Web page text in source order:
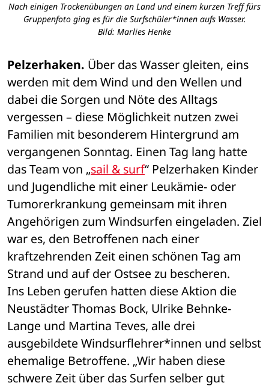
Nach einigen Trockenübungen an Land und einem kurzen Treff fürs
Gruppenfoto ging es für die Surfschüler*innen aufs Wasser.
Bild: Marlies Henke
Pelzerhaken. Über das Wasser gleiten, eins
werden mit dem Wind und den Wellen und
dabei die Sorgen und Nöte des Alltags
vergessen – diese Möglichkeit nutzen zwei
Familien mit besonderem Hintergrund am
vergangenen Sonntag. Einen Tag lang hatte
das Team von „sail & surf“ Pelzerhaken Kinder
und Jugendliche mit einer Leukämie- oder
Tumorerkrankung gemeinsam mit ihren
Angehörigen zum Windsurfen eingeladen. Ziel
war es, den Betroffenen nach einer
kraftzehrenden Zeit einen schönen Tag am
Strand und auf der Ostsee zu bescheren.
Ins Leben gerufen hatten diese Aktion die
Neustädter Thomas Bock, Ulrike Behnke-
Lange und Martina Teves, alle drei
ausgebildete Windsurflehrer*innen und selbst
ehemalige Betroffene. „Wir haben diese
schwere Zeit über das Surfen selber gut